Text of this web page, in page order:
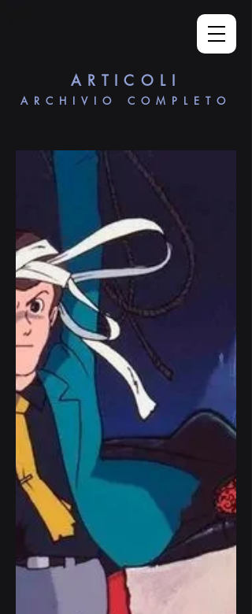
ARTICOLI
ARCHIVIO COMPLETO